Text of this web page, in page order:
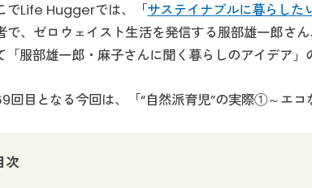
でLife Huggerでは、「サステイナブルに暮らした
で、ゼロウェイスト生活を発信する服部雄一郎さ
「服部雄一郎・麻子さんに聞く暮らしのアイデア」
回目となる今回は、「“自然派育児”の実際①～エコ
次